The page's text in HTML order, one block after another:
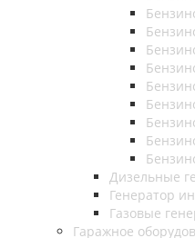
Дизельные
Генератор
Газовые
Гаражное